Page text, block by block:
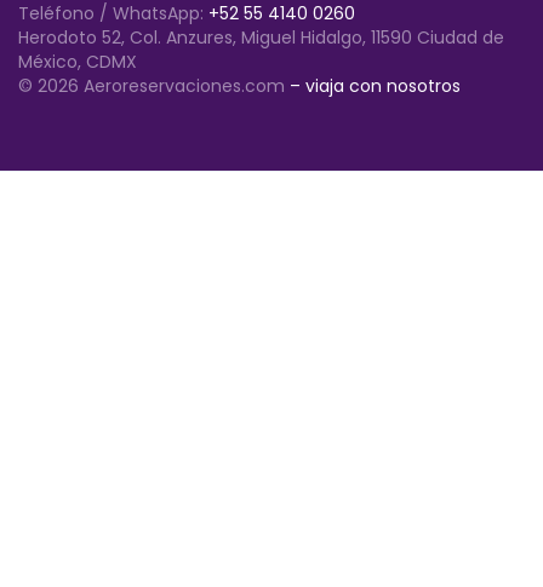
Teléfono / WhatsApp: +52 55 4140 0260
Herodoto 52, Col. Anzures, Miguel Hidalgo, 11590 Ciudad de
México, CDMX
© 2026 Aeroreservaciones.com – viaja con nosotros